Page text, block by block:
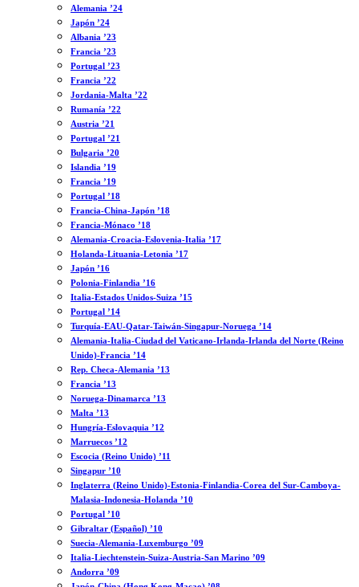
Alemania ’24
Japón ’24
Albania ’23
Francia ’23
Portugal ’23
Francia ’22
Jordania-Malta ’22
Rumanía ’22
Austria ’21
Portugal ’21
Bulgaria ’20
Islandia ’19
Francia ’19
Portugal ’18
Francia-China-Japón ’18
Francia-Mónaco ’18
Alemania-Croacia-Eslovenia-Italia ’17
Holanda-Lituania-Letonia ’17
Japón ’16
Polonia-Finlandia ’16
Italia-Estados Unidos-Suiza ’15
Portugal ’14
Turquía-EAU-Qatar-Taiwán-Singapur-Noruega ’14
Alemania-Italia-Ciudad del Vaticano-Irlanda-Irlanda del Norte (Reino
Unido)-Francia ’14
Rep. Checa-Alemania ’13
Francia ’13
Noruega-Dinamarca ’13
Malta ’13
Hungría-Eslovaquia ’12
Marruecos ’12
Escocia (Reino Unido) ’11
Singapur ’10
Inglaterra (Reino Unido)-Estonia-Finlandia-Corea del Sur-Camboya-
Malasia-Indonesia-Holanda ’10
Portugal ’10
Gibraltar (Español) ’10
Suecia-Alemania-Luxemburgo ’09
Italia-Liechtenstein-Suiza-Austria-San Marino ’09
Andorra ’09